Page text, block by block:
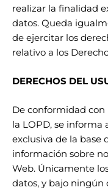
realizar la finalidad
datos. Queda
de ejercitar los
relativo a los
DERECHOS DEL
De conformidad con
la LOPD, se
exclusiva de la base
información sobre
Web. Únicamente
datos, y bajo ningún